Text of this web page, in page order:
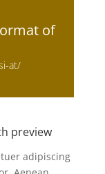
of
at/
preview
adipiscing